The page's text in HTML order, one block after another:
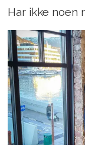
Har ikke noen